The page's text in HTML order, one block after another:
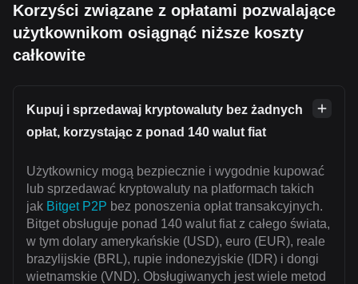
Korzyści związane z opłatami pozwalające
użytkownikom osiągnąć niższe koszty
całkowite
Kupuj i sprzedawaj kryptowaluty bez żadnych
opłat, korzystając z ponad 140 walut fiat
Użytkownicy mogą bezpiecznie i wygodnie kupować
lub sprzedawać kryptowaluty na platformach takich
jak Bitget P2P bez ponoszenia opłat transakcyjnych.
Bitget obsługuje ponad 140 walut fiat z całego świata,
w tym dolary amerykańskie (USD), euro (EUR), reale
brazylijskie (BRL), rupie indonezyjskie (IDR) i dongi
wietnamskie (VND). Obsługiwanych jest wiele metod